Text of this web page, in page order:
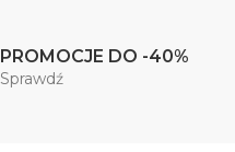
PROMOCJE DO -40%
Sprawdź